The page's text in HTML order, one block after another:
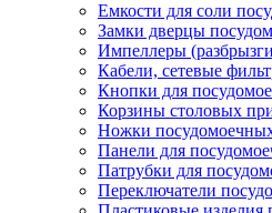
Емкости для соли
Замки дверцы
Импеллеры
Кабели, сетевые
Кнопки для
Корзины столовых
Ножки
Панели для
Патрубки для
Переключатели